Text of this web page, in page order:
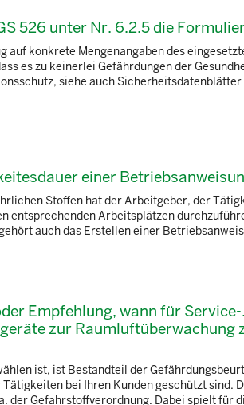
526 unter Nr. 6.2.5 die
auf konkrete Mengenangaben des
es zu keinerlei Gefährdungen der
siehe auch
einer
Stoffen hat der Arbeitgeber, der
entsprechenden Arbeitsplätzen
auch das Erstellen einer
Empfehlung, wann für
zur Raumluftüberwachung
ist, ist Bestandteil der
bei Ihren Kunden geschützt sind.
der Gefahrstoffverordnung. Dabei spielt für